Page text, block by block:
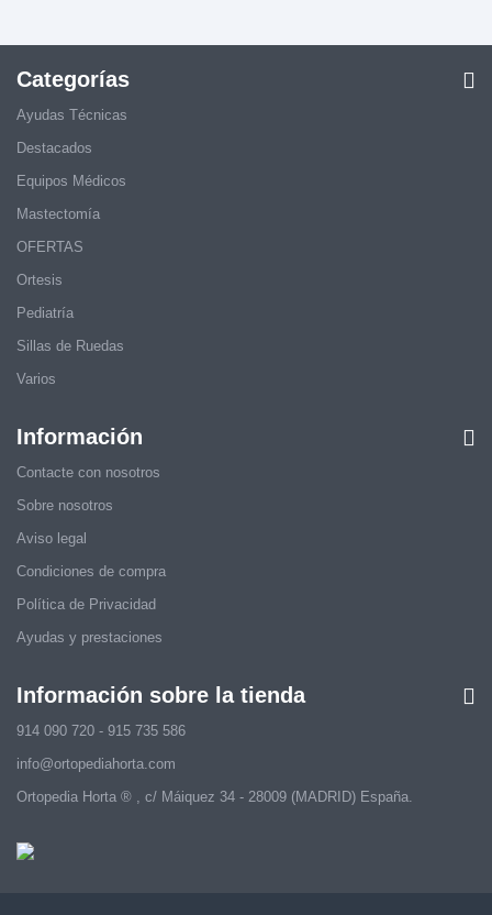
Categorías
Ayudas Técnicas
Destacados
Equipos Médicos
Mastectomía
OFERTAS
Ortesis
Pediatría
Sillas de Ruedas
Varios
Información
Contacte con nosotros
Sobre nosotros
Aviso legal
Condiciones de compra
Política de Privacidad
Ayudas y prestaciones
Información sobre la tienda
914 090 720 - 915 735 586
info@ortopediahorta.com
Ortopedia Horta ® , c/ Máiquez 34 - 28009 (MADRID) España.